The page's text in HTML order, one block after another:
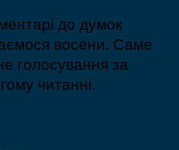
до думок
восени. Саме
голосування за
читанні.